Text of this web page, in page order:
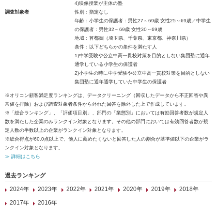
4)映像授業が主体の塾
調査対象者
性別：指定なし
年齢：小学生の保護者：男性27～69歳 女性25～69歳／中学生
の保護者：男性32～69歳 女性30～69歳
地域：首都圏（埼玉県、千葉県、東京都、神奈川県）
条件：以下どちらかの条件を満たす人
1)中学受験や公立中高一貫校対策を目的としない集団塾に通年
通学している小学生の保護者
2)小学生の時に中学受験や公立中高一貫校対策を目的としない
集団塾に通年通学していた中学生の保護者
※オリコン顧客満足度ランキングは、データクリーニング（回収したデータから不正回答や異
常値を排除）および調査対象者条件から外れた回答を除外した上で作成しています。
※「総合ランキング」、「評価項目別」、部門の「業態別」においては有効回答者数が規定人
数を満たした企業のみランクイン対象となります。その他の部門においては有効回答者数が規
定人数の半数以上の企業がランクイン対象となります。
※総合得点が60.0点以上で、他人に薦めたくないと回答した人の割合が基準値以下の企業がラ
ンクイン対象となります。
≫ 詳細はこちら
過去ランキング
2024年
2023年 2022年 2021年 2020年 2019年
2018年
2017年
2016年